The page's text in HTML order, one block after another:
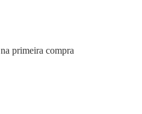
na primeira compra